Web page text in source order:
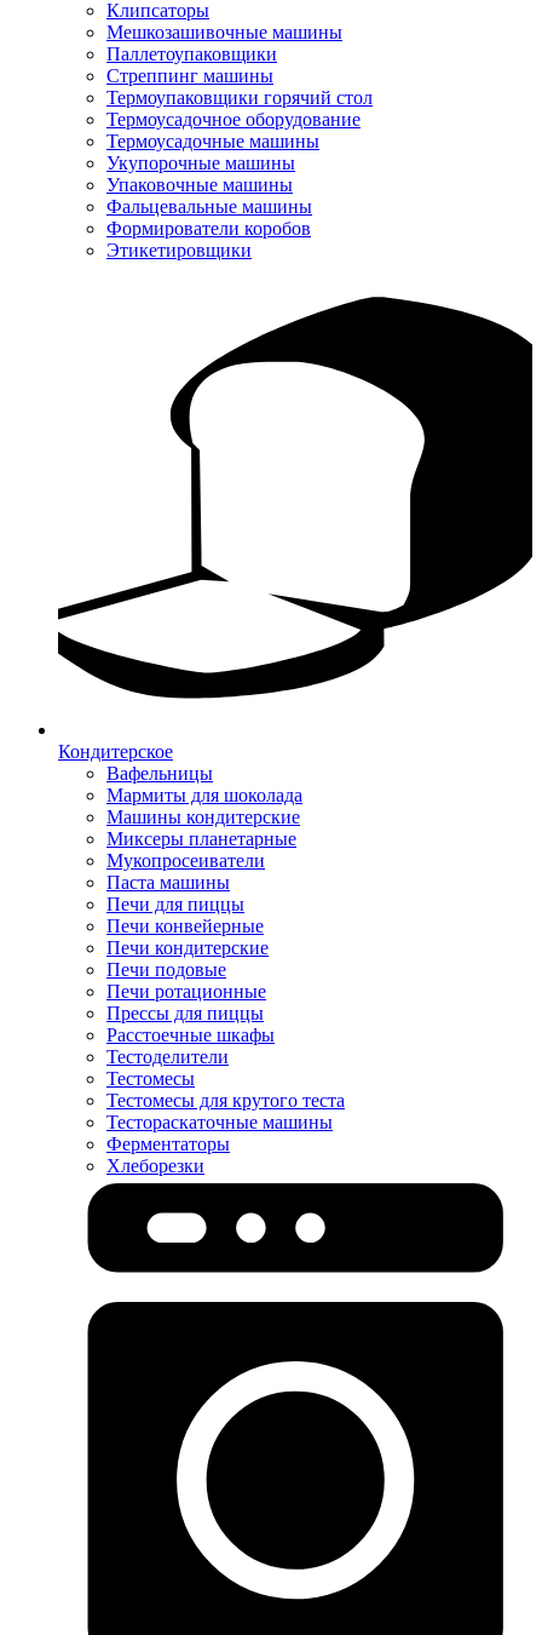
Клипсаторы
Мешкозашивочные машины
Паллетоупаковщики
Стреппинг машины
Термоупаковщики горячий стол
Термоусадочное оборудование
Термоусадочные машины
Укупорочные машины
Упаковочные машины
Фальцевальные машины
Формирователи коробов
Этикетировщики
Кондитерское
Вафельницы
Мармиты для шоколада
Машины кондитерские
Миксеры планетарные
Мукопросеиватели
Паста машины
Печи для пиццы
Печи конвейерные
Печи кондитерские
Печи подовые
Печи ротационные
Прессы для пиццы
Расстоечные шкафы
Тестоделители
Тестомесы
Тестомесы для крутого теста
Тестораскаточные машины
Ферментаторы
Хлеборезки